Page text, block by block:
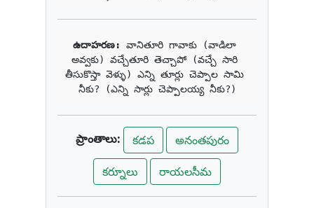
ఉదాహరణ: వానితూరి గావాకు (వాడిలా
అవ్వకు) వచ్చేతూరి తెచ్చాపో (వచ్చే సారి
తీసుకొస్తా వెళ్ళు) ఎన్ని తూర్లు చెప్పాల సామి
నీకు? (ఎన్ని సార్లు చెప్పాలయ్య నీకు?)
ప్రాంతాలు: కడప అనంతపురం
కర్నూలు రాయలసీమ